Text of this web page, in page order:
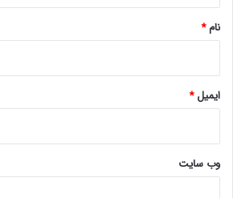
نام*
ایمیل*
وب‌ سایت